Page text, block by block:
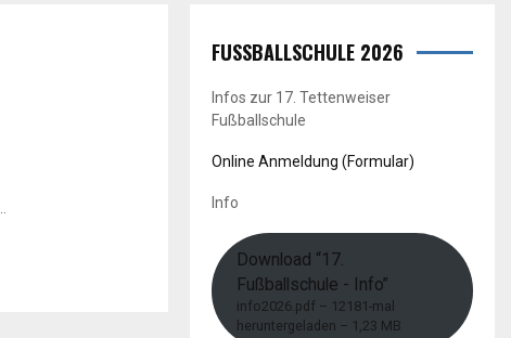
FUSSBALLSCHULE 2026
Infos zur 17. Tettenweiser
Fußballschule
Online Anmeldung (Formular)
Info
Download “17.
Fußballschule - Info”
info2026.pdf – 12181-mal
heruntergeladen – 1,23 MB